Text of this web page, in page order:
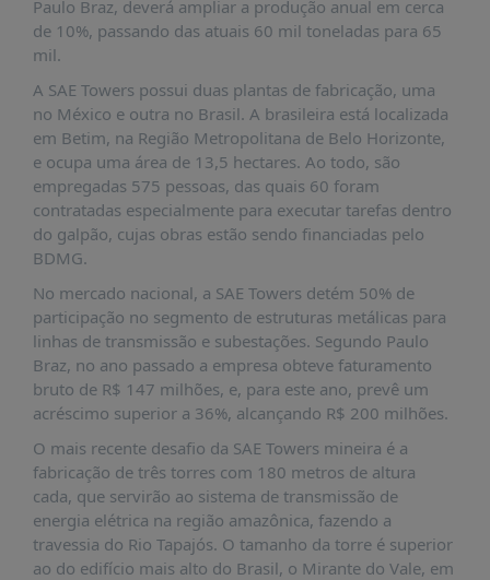
DADOS
FRENTE
PARLAMENTAR
SOBRE
A
FRENTE
MATERIAIS
INFORMAÇÕES
CURSOS
E
EVENTOS
INSCRIÇÕES
DISPONÍVEIS
PUBLICAÇÕES
REVISTA
RUMOS
Paulo Braz, deverá ampliar a produção anual em cerca
de 10%, passando das atuais 60 mil toneladas para 65
mil.
A SAE Towers possui duas plantas de fabricação, uma
no México e outra no Brasil. A brasileira está localizada
em Betim, na Região Metropolitana de Belo Horizonte,
e ocupa uma área de 13,5 hectares. Ao todo, são
empregadas 575 pessoas, das quais 60 foram
contratadas especialmente para executar tarefas dentro
do galpão, cujas obras estão sendo financiadas pelo
BDMG.
No mercado nacional, a SAE Towers detém 50% de
participação no segmento de estruturas metálicas para
linhas de transmissão e subestações. Segundo Paulo
Braz, no ano passado a empresa obteve faturamento
bruto de R$ 147 milhões, e, para este ano, prevê um
acréscimo superior a 36%, alcançando R$ 200 milhões.
O mais recente desafio da SAE Towers mineira é a
fabricação de três torres com 180 metros de altura
cada, que servirão ao sistema de transmissão de
energia elétrica na região amazônica, fazendo a
travessia do Rio Tapajós. O tamanho da torre é superior
ao do edifício mais alto do Brasil, o Mirante do Vale, em